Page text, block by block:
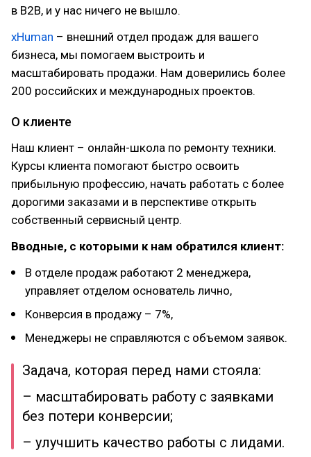
в B2B, и у нас ничего не вышло.
xHuman – внешний отдел продаж для вашего
бизнеса, мы помогаем выстроить и
масштабировать продажи. Нам доверились более
200 российских и международных проектов.
О клиенте
Наш клиент – онлайн-школа по ремонту техники.
Курсы клиента помогают быстро освоить
прибыльную профессию, начать работать с более
дорогими заказами и в перспективе открыть
собственный сервисный центр.
Вводные, с которыми к нам обратился клиент:
В отделе продаж работают 2 менеджера,
управляет отделом основатель лично,
Конверсия в продажу – 7%,
Менеджеры не справляются с объемом заявок.
Задача, которая перед нами стояла:
– масштабировать работу с заявками
без потери конверсии;
– улучшить качество работы с лидами.